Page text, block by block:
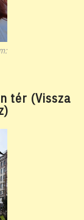
tér (Vissza